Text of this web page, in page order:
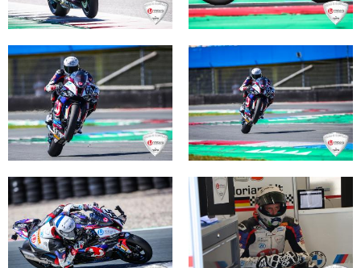
Mo.-Do. 8:00-16:30 Uhr |
Fr. 8:00-14:00 Uhr